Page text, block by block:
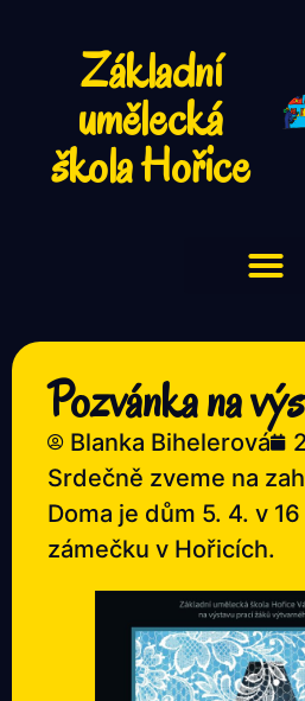
Základní
umělecká
škola Hořice
Pozvánka na
Blanka Bihelerová
Srdečně zveme na
Doma je dům 5. 4. v
zámečku v Hořicích.